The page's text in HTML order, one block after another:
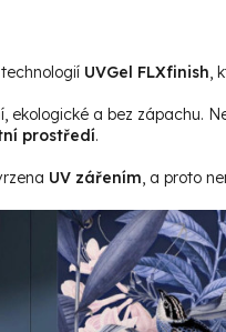
UVGel FLXfinish,
ekologické a bez zápachu.
prostředí.
UV zářením, a proto